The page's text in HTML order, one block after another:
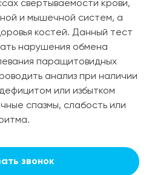
свертываемости крови,
и мышечной систем, а
костей. Данный тест
нарушения обмена
паращитовидных
анализ при наличии
или избытком
спазмы, слабость или
звонок